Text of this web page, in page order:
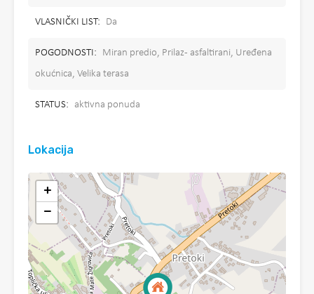
VLASNIČKI LIST: Da
POGODNOSTI:
Miran predio, Prilaz - asfaltirani, Uređena
okućnica, Velika terasa
STATUS: aktivna ponuda
Lokacija
+
−